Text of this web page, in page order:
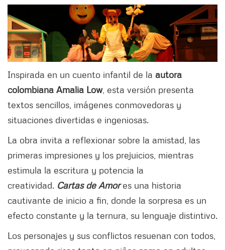
Inspirada en un cuento infantil de la autora
colombiana Amalia Low, esta versión presenta
textos sencillos, imágenes conmovedoras y
situaciones divertidas e ingeniosas.
La obra invita a reflexionar sobre la amistad, las
primeras impresiones y los prejuicios, mientras
estimula la escritura y potencia la
creatividad. Cartas de Amores una historia
cautivante de inicio a fin, donde la sorpresa es un
efecto constante y la ternura, su lenguaje distintivo.
Los personajes y sus conflictos resuenan con todos,